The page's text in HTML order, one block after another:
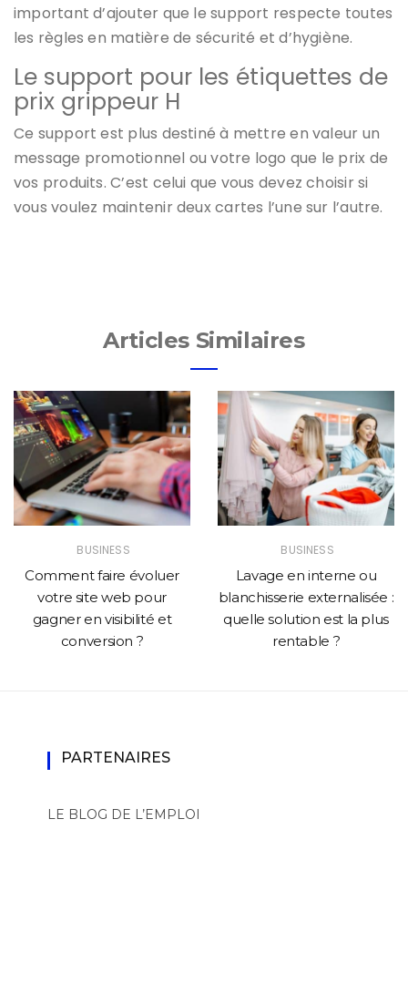
important d’ajouter que le support respecte toutes
les règles en matière de sécurité et d’hygiène.
Le support pour les étiquettes de
prix grippeur H
Ce support est plus destiné à mettre en valeur un
message promotionnel ou votre logo que le prix de
vos produits. C’est celui que vous devez choisir si
vous voulez maintenir deux cartes l’une sur l’autre.
Articles Similaires
BUSINESS
Comment faire évoluer
votre site web pour
gagner en visibilité et
conversion ?
BUSINESS
Lavage en interne ou
blanchisserie externalisée :
quelle solution est la plus
rentable ?
PARTENAIRES
LE BLOG DE L’EMPLOI